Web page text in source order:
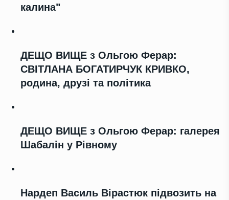
калина"
ДЕЩО ВИЩЕ з Ольгою Ферар:
СВІТЛАНА БОГАТИРЧУК КРИВКО,
родина, друзі та політика
ДЕЩО ВИЩЕ з Ольгою Ферар: галерея
Шабалін у Рівному
Нардеп Василь Вірастюк підвозить на